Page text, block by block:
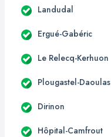
Landudal
Ergué-Gabéric
Le Relecq-Kerhuon
Plougastel-Daoulas
Dirinon
Hôpital-Camfrout